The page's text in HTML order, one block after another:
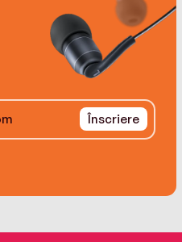
Înscriere